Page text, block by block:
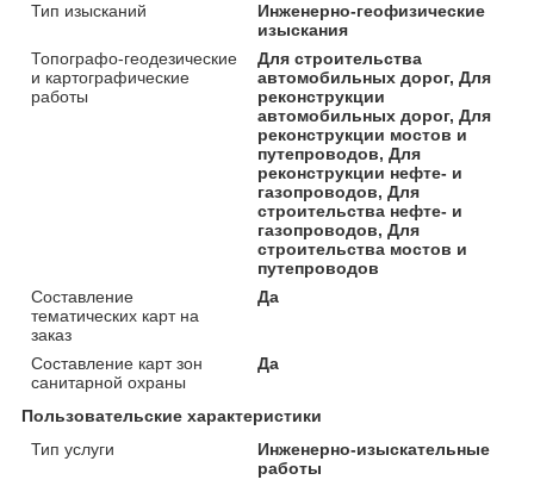
Тип изысканий
Инженерно-геофизические
изыскания
Топографо-геодезические
и картографические
работы
Для строительства
автомобильных дорог, Для
реконструкции
автомобильных дорог, Для
реконструкции мостов и
путепроводов, Для
реконструкции нефте- и
газопроводов, Для
строительства нефте- и
газопроводов, Для
строительства мостов и
путепроводов
Составление
тематических карт на
заказ
Да
Составление карт зон
санитарной охраны
Да
Пользовательские характеристики
Тип услуги
Инженерно-изыскательные
работы